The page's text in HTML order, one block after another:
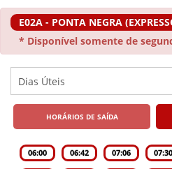
E02A - PONTA NEGRA
* Disponível somente de
HORÁRIOS DE SAÍDA
06:00 06:42 07:06 07:30